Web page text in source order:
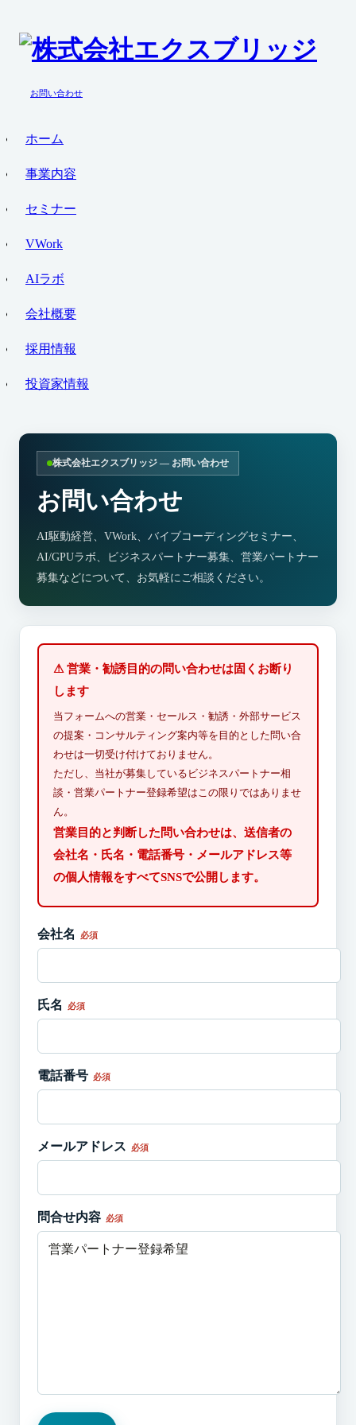
お問い合わせ
ホーム
事業内容
セミナー
VWork
AIラボ
会社概要
採用情報
投資家情報
株式会社エクスブリッジ — お問い合わせ
お問い合わせ
AI駆動経営、VWork、バイブコーディングセミナー、
AI/GPUラボ、ビジネスパートナー募集、営業パートナー
募集などについて、お気軽にご相談ください。
⚠ 営業・勧誘目的の問い合わせは固くお断り
します
当フォームへの営業・セールス・勧誘・外部サービス
の提案・コンサルティング案内等を目的とした問い合
わせは一切受け付けておりません。
ただし、当社が募集しているビジネスパートナー相
談・営業パートナー登録希望はこの限りではありませ
ん。
営業目的と判断した問い合わせは、送信者の
会社名・氏名・電話番号・メールアドレス等
の個人情報をすべてSNSで公開します。
会社名 必須
氏名 必須
電話番号 必須
メールアドレス 必須
問合せ内容 必須